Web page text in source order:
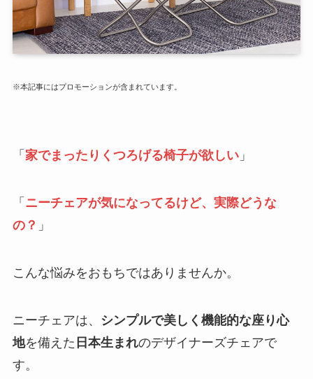
※本記事にはプロモーションが含まれています。
「 家でまったりくつろげる椅子が欲しい」
「 ニーチェアが気になってるけど、実際どうな
の？ 」
こんな悩みをおもちではありませんか。
ニーチェアは、
シンプルで美しく機能的な座り心
地を備えた 日本生まれのデザイナーズチェアで
す。